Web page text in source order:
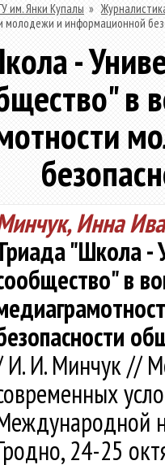
им. Янки Купалы »
молодежи и информационной
-
в
Инна
"Школа -
в
И. И. Минчук //
24-25